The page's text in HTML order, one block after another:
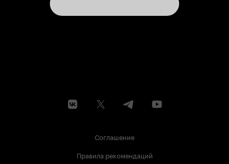
Соглашение
Правила рекомендаций